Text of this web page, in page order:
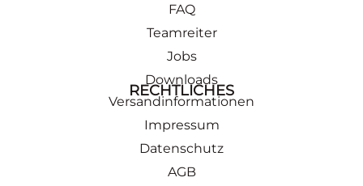
FAQ
Teamreiter
Jobs
Downloads
RECHTLICHES
Versandinformationen
Impressum
Datenschutz
AGB